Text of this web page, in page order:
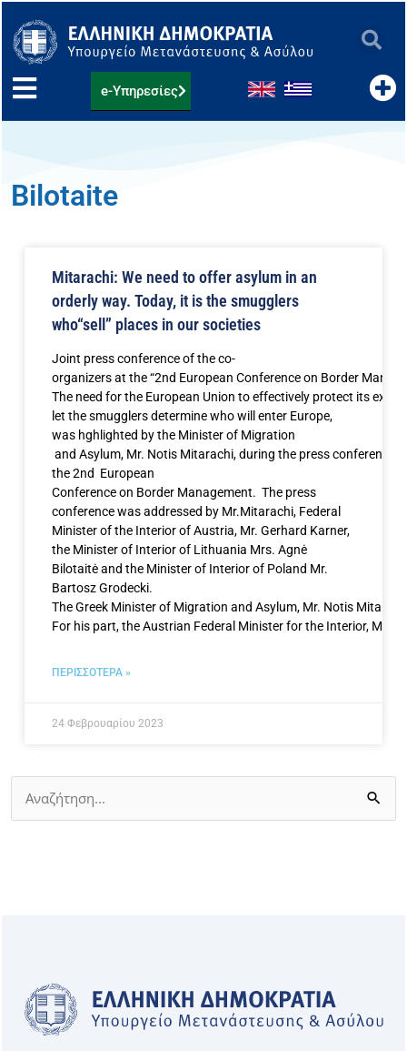
στο
περιεχόμενο
e-Υπηρεσίες
Bilotaite
Mitarachi: We need to offer asylum in an
orderly way. Today, it is the smugglers
who“sell” places in our societies
Joint press conference of the co-
organizers at the “2nd European Conference on Border
The need for the European Union to effectively protect its
let the smugglers determine who will enter Europe,
was hghlighted by the Minister of Migration
and Asylum, Mr. Notis Mitarachi, during the press conference
the 2nd European
Conference on Border Management. The press
conference was addressed by Mr.Mitarachi, Federal
Minister of the Interior of Austria, Mr. Gerhard Karner,
the Minister of Interior of Lithuania Mrs. Agnė
Bilotaitė and the Minister of Interior of Poland Mr.
Bartosz Grodecki.
The Greek Minister of Migration and Asylum, Mr. Notis
For his part, the Austrian Federal Minister for the Interior, Mr.
ΠΕΡΙΣΣΟΤΕΡΑ »
24 Φεβρουαρίου 2023
Αναζήτηση
για: